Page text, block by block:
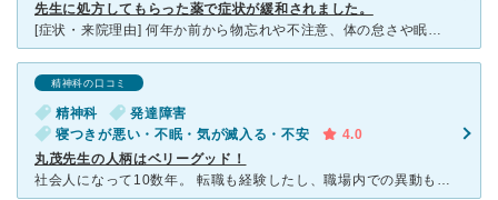
先生に処方してもらった薬で症状が緩和されました。
[症状・来院理由] 何年か前から物忘れや不注意、体の怠さや眠気、下痢便秘等の症状があり、仕事に支障をきたしたため本郷東大前こころのクリニックを受診しました。 [医師の診断・治療法] 診察と問診票
精神科の口コミ
精神科
発達障害
寝つきが悪い・不眠・気が滅入る・不安
4.0
丸茂先生の人柄はベリーグッド！
社会人になって10数年。 転職も経験したし、職場内での異動もとにかく多い！ コミュニュケーションも不得手！ で、福祉系の職場に配属されたときに、上司から、「あなたは大人の発達障害ではないか」